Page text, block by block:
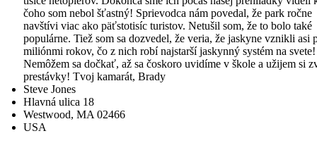
čoho som nebol šťastný! Sprievodca nám povedal, že park ročne
navštívi viac ako päťstotisíc turistov. Netušil som, že to bolo také
populárne. Tiež som sa dozvedel, že veria, že jaskyne vznikli asi
miliónmi rokov, čo z nich robí najstarší jaskynný systém na svete!
Nemôžem sa dočkať, až sa čoskoro uvidíme v škole a užijem si
prestávky! Tvoj kamarát, Brady
Steve Jones
Hlavná ulica 18
Westwood, MA 02466
USA